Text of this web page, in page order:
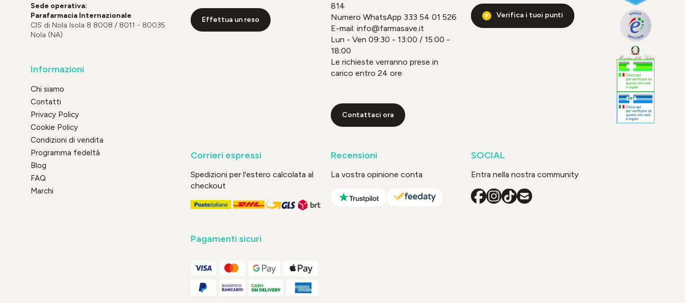
Sede operativa:
Parafarmacia Internazionale
CIS di Nola Isola 8 8008 / 8011 - 80035
Nola (NA)
Informazioni
Chi siamo
Contatti
Privacy Policy
Cookie Policy
Condizioni di vendita
Programma fedeltà
Blog
FAQ
Marchi
Effettua un reso
814
Numero WhatsApp 333 54 01 526
E-mail: info@farmasave.it
Lun - Ven 09:30 - 13:00 / 15:00 -
18:00
Le richieste verranno prese in
carico entro 24 ore
Contattaci ora
Verifica i tuoi punti
Corrieri espressi
Spedizioni per l'estero calcolata al
checkout
Recensioni
La vostra opinione conta
SOCIAL
Entra nella nostra community
Pagamenti sicuri